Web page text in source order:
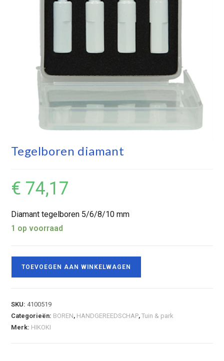
Tegelboren diamant
€ 74,17
Diamant tegelboren 5/6/8/10 mm
1 op voorraad
TOEVOEGEN AAN WINKELWAGEN
SKU:4100519
Categorieën: BOREN, HANDGEREEDSCHAP,Tuin & park
Merk: HIKOKI